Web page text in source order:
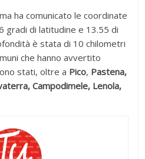
ha comunicato le coordinate
gradi di latitudine e 13.55 di
è stata di 10 chilometri
che hanno avvertito
stati, oltre a Pico, Pastena,
Campodimele, Lenola,